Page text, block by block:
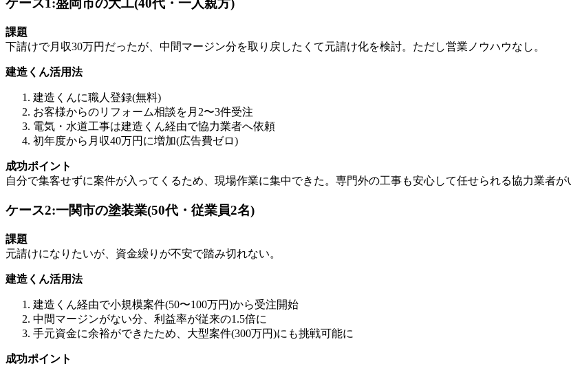
ケース1:盛岡市の大工(40代・一人親方)
課題
下請けで月収30万円だったが、中間マージン分を取り戻したくて元請け化を検討。ただし営業ノウハウなし。
建造くん活用法
建造くんに職人登録(無料)
お客様からのリフォーム相談を月2〜3件受注
電気・水道工事は建造くん経由で協力業者へ依頼
初年度から月収40万円に増加(広告費ゼロ)
成功ポイント
自分で集客せずに案件が入ってくるため、現場作業に集中できた。専門外の工事も安心して任せられる協力業者が
ケース2:一関市の塗装業(50代・従業員2名)
課題
元請けになりたいが、資金繰りが不安で踏み切れない。
建造くん活用法
建造くん経由で小規模案件(50〜100万円)から受注開始
中間マージンがない分、利益率が従来の1.5倍に
手元資金に余裕ができたため、大型案件(300万円)にも挑戦可能に
成功ポイント